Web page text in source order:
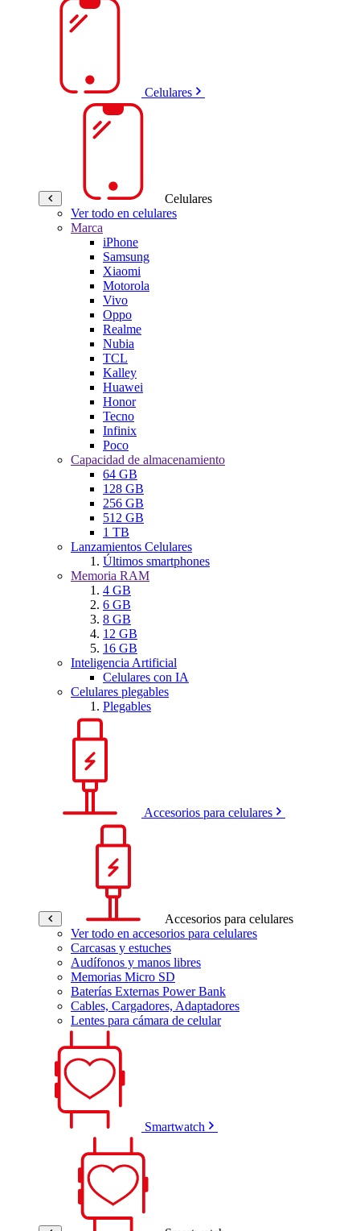
Celulares
Celulares
Ver todo en celulares
Marca
iPhone
Samsung
Xiaomi
Motorola
Vivo
Oppo
Realme
Nubia
TCL
Kalley
Huawei
Honor
Tecno
Infinix
Poco
Capacidad de almacenamiento
64 GB
128 GB
256 GB
512 GB
1 TB
Lanzamientos Celulares
Últimos smartphones
Memoria RAM
4 GB
6 GB
8 GB
12 GB
16 GB
Inteligencia Artificial
Celulares con IA
Celulares plegables
Plegables
Accesorios para celulares
Accesorios para celulares
Ver todo en accesorios para celulares
Carcasas y estuches
Audífonos y manos libres
Memorias Micro SD
Baterías Externas Power Bank
Cables, Cargadores, Adaptadores
Lentes para cámara de celular
Smartwatch